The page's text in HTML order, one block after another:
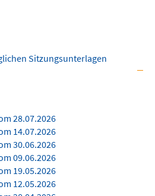
Sitzungsunterlagen
28.07.2026
14.07.2026
30.06.2026
09.06.2026
19.05.2026
12.05.2026